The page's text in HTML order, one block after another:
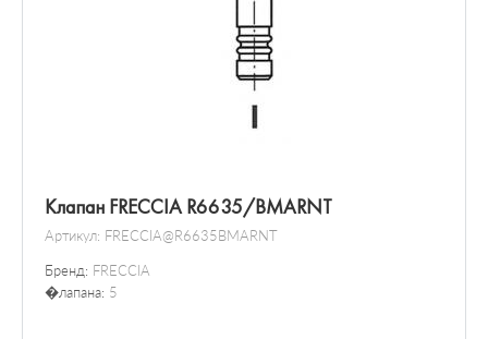
Клапан FRECCIA R6635/BMARNT
Артикул: FRECCIA@R6635BMARNT
Бренд: FRECCIA
�лапана: 5